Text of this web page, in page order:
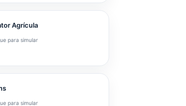
Agrícula
para simular
para simular